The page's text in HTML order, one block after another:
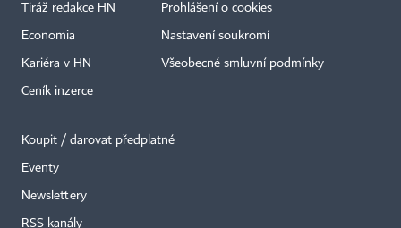
Tiráž redakce HN
Economia
Kariéra v HN
Ceník inzerce
Prohlášení o cookies
Nastavení soukromí
Všeobecné smluvní podmínky
Koupit / darovat předplatné
Eventy
Newslettery
RSS kanály